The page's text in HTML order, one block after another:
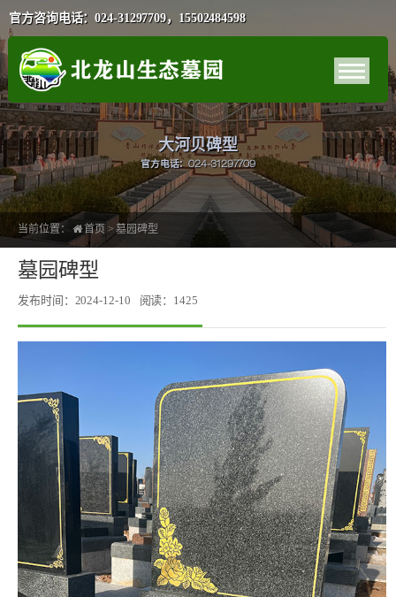
官方咨询电话：024-31297709，15502484598
大河贝碑型
官方电话：024-31297709
当前位置： 首页 >墓园碑型
墓园碑型
发布时间：2024-12-10 阅读：1425